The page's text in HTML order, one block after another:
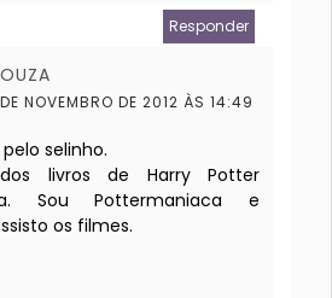
Responder
NOVEMBRO DE 2012 ÀS 14:49
selinho.
livros de Harry Potter
Sou Pottermaniaca e
os filmes.